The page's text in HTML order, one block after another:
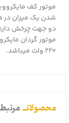
موتور کف
شدن یک میزان در
دو جهت چرخش
موتور گردان
220 ولت میباشد.
محصولاتــمرتبط